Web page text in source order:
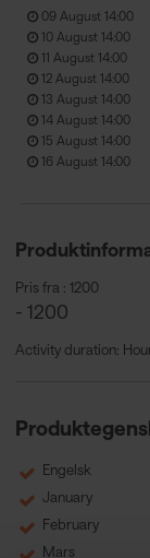
09 August 14:00
10 August 14:00
11 August 14:00
12 August 14:00
13 August 14:00
14 August 14:00
15 August 14:00
16 August 14:00
Pris fra : 1200
- 1200
Activity duration:
Engelsk
January
February
Mars